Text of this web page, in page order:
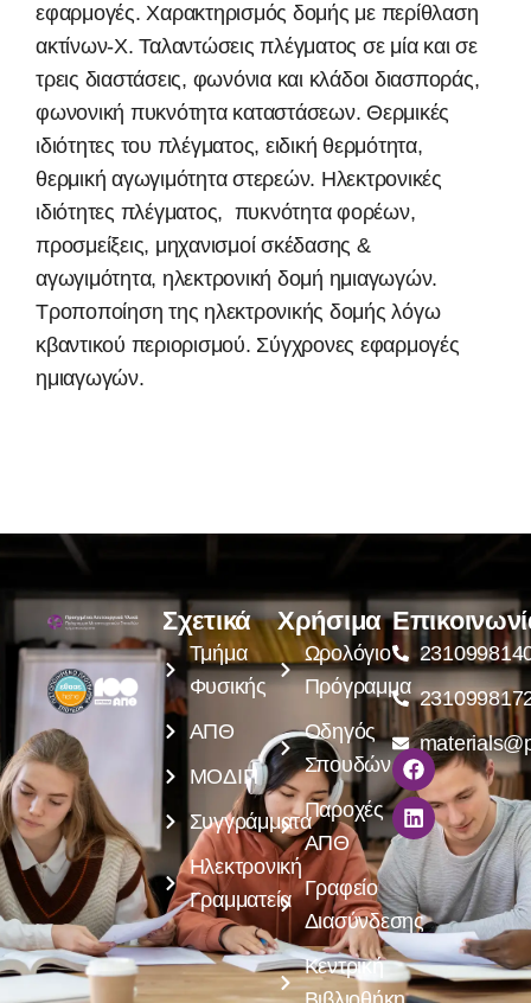
εφαρμογές. Χαρακτηρισμός δομής με περίθλαση
ακτίνων-Χ. Ταλαντώσεις πλέγματος σε μία και σε
τρεις διαστάσεις, φωνόνια και κλάδοι διασποράς,
φωνονική πυκνότητα καταστάσεων. Θερμικές
ιδιότητες του πλέγματος, ειδική θερμότητα,
θερμική αγωγιμότητα στερεών. Ηλεκτρονικές
ιδιότητες πλέγματος, πυκνότητα φορέων,
προσμείξεις, μηχανισμοί σκέδασης &
αγωγιμότητα, ηλεκτρονική δομή ημιαγωγών.
Τροποποίηση της ηλεκτρονικής δομής λόγω
κβαντικού περιορισμού. Σύγχρονες εφαρμογές
ημιαγωγών.
Σχετικά
Τμήμα
Φυσικής
ΑΠΘ
ΜΟΔΙΠ
Συγγράμματα
Ηλεκτρονική
Γραμματεία
Χρήσιμα
Ωρολόγιο
Πρόγραμμα
Οδηγός
Σπουδών
Παροχές
ΑΠΘ
Γραφείο
Διασύνδεσης
Κεντρική